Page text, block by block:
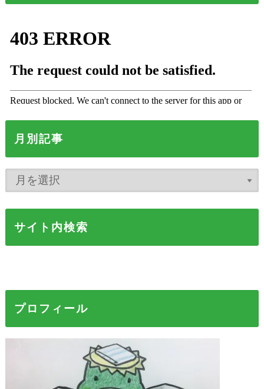
月別記事
サイト内検索
プロフィール